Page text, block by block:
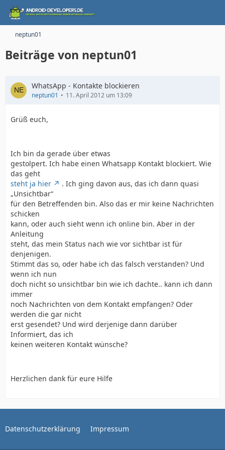
neptun01
Beiträge von neptun01
WhatsApp - Kontakte blockieren
neptun01 11. April 2012 um 13:09
Grüß euch,
Ich bin da gerade über etwas
gestolpert. Ich habe einen Whatsapp Kontakt blockiert. Wie
das geht
steht ja hier
. Ich ging davon aus, das ich dann quasi
„Unsichtbar“
für den Betreffenden bin. Also das er mir keine Nachrichten
schicken
kann, oder auch sieht wenn ich online bin. Aber in der
Anleitung
steht, das mein Status nach wie vor sichtbar ist für
denjenigen.
Stimmt das so, oder habe ich das falsch verstanden? Und
wenn ich nun
doch nicht so unsichtbar bin wie ich dachte.. kann ich dann
immer
noch Nachrichten von dem Kontakt empfangen? Oder
werden die gar nicht
erst gesendet? Und wird derjenige dann darüber
Informiert, das ich
keinen weiteren Kontakt wünsche?
Herzlichen dank für eure Hilfe
Datenschutzerklärung Impressum